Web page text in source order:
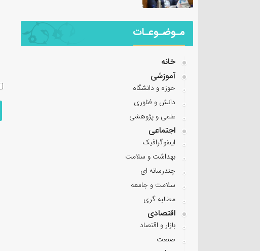
مـوضـوعـات
خانه
آموزشی
حوزه و دانشگاه
دانش و فناوری
علمی و پژوهشی
اجتماعی
اینفوگرافیک
بهداشت و سلامت
چندرسانه ای
سلامت و جامعه
مطالبه گری
اقتصادی
بازار و اقتصاد
صنعت